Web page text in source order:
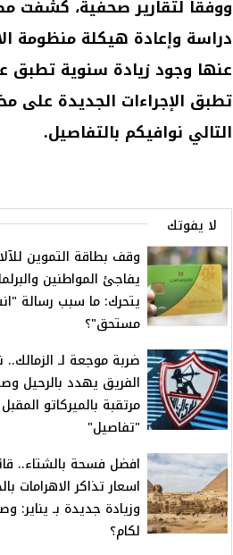
ووفقا لتقارير صحفية، كشفت
دراسة وإعادة هيكلة منظومة
عنها وجود زيادة سنوية
تطبق الإجراءات الجديدة على
التالي نوافيكم بالتفاصيل.
لا يفوتك
وقف بطاقة التموين
يفاجئ المواطنين
يتحرك: ما سبب رسالة
مستحق"؟
ضربة موجعة لـ الزمالك..
الفريق يهدد بالرحيل
مرتقبة بالميركاتو المقبل
"تفاصيل"
افضل فسحة بالشتاء..
اسعار تذاكر الاهرامات
وزيادة جديدة بـ يناير:
لكام؟